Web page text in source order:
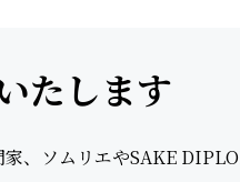
たします
家、ソムリエやSAKE